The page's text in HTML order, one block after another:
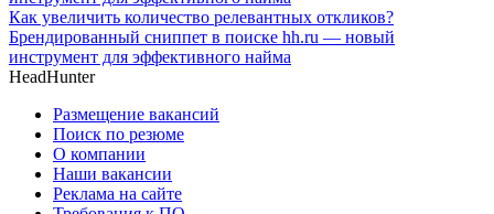
Как увеличить количество релевантных откликов?
Брендированный сниппет в поиске hh.ru — новый
инструмент для эффективного найма
HeadHunter
Размещение вакансий
Поиск по резюме
О компании
Наши вакансии
Реклама на сайте